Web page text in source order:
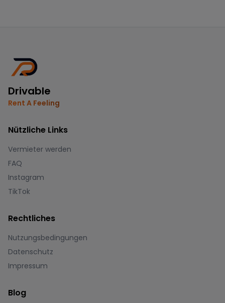
Drivable
Rent A Feeling
Nützliche Links
Vermieter werden
FAQ
Instagram
TikTok
Rechtliches
Nutzungsbedingungen
Datenschutz
Impressum
Blog